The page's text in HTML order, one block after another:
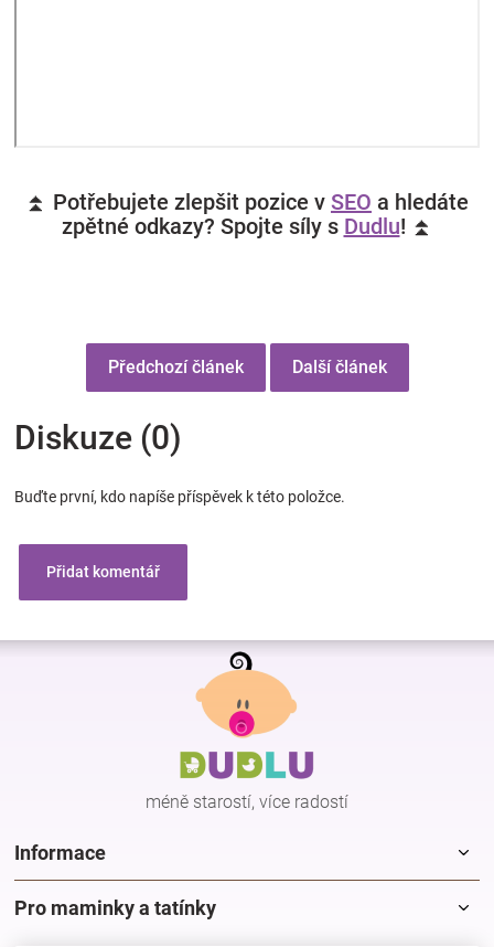
⏫ Potřebujete zlepšit pozice v SEO a hledáte
zpětné odkazy? Spojte síly s Dudlu! ⏫
Předchozí článek Další článek
Diskuze (0)
Buďte první, kdo napíše příspěvek k této položce.
Přidat komentář
Z
méně starostí, více radostí
Informace
Pro maminky a tatínky